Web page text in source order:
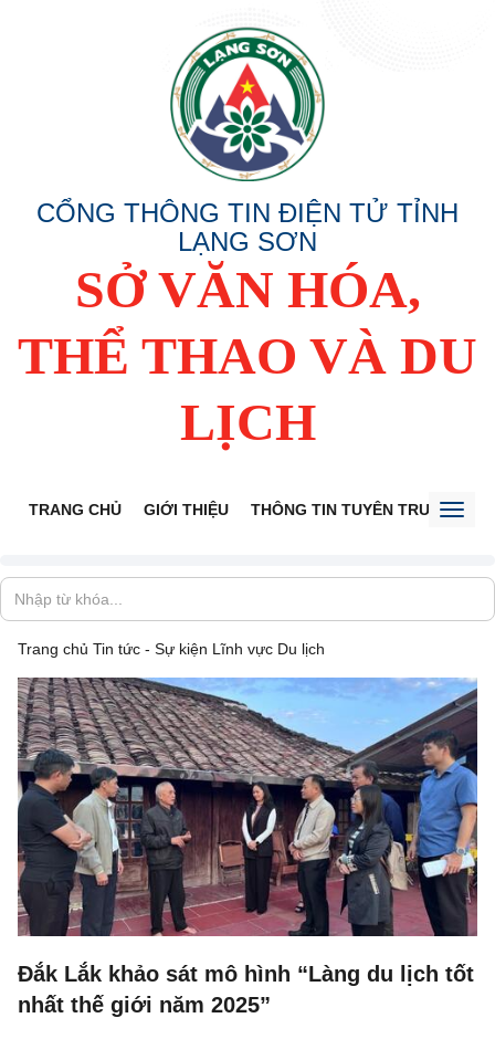
CỔNG THÔNG TIN ĐIỆN TỬ TỈNH
LẠNG SƠN
SỞ VĂN HÓA,
THỂ THAO VÀ DU
LỊCH
TRANG CHỦ GIỚI THIỆU THÔNG TIN TUYÊN TRUYỀN
Trang chủ Tin tức - Sự kiện Lĩnh vực Du lịch
Đắk Lắk khảo sát mô hình “Làng du lịch tốt
nhất thế giới năm 2025”